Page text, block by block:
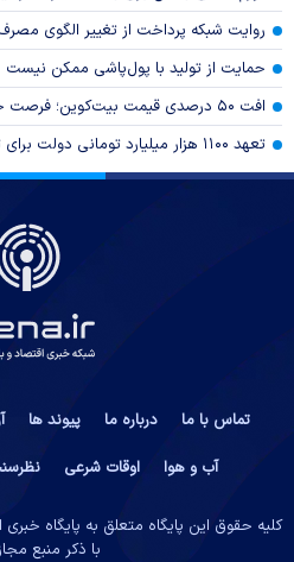
روایت شبکه پرداخت از تغییر الگوی
حمایت از تولید با پول‌پاشی ممکن نیست
افت ۵۰ درصدی قیمت بیت‌کوین؛ فرصت خرید یا آغاز دوره نزولی؟
تعهد ۱۱۰۰ هزار میلیارد تومانی دولت برای تامین کالابرگ
تماس با ما درباره ما پیوند ها
آب و هوا
اوقات شرعی
کلیه حقوق این پایگاه متعلق به پایگاه خبری
با ذکر منبع